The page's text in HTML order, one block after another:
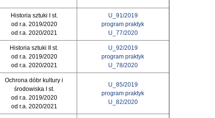
Historia sztuki I st.
od r.a. 2019/2020
od r.a. 2020/2021
U_91/2019
program praktyk
U_77/2020
Historia sztuki II st.
od r.a. 2019/2020
od r.a. 2020/2021
U_92/2019
program praktyk
U_78/2020
Ochrona dóbr kultury i
środowiska I st.
od r.a. 2019/2020
od r.a. 2020/2021
U_85/2019
program praktyk
U_82/2020